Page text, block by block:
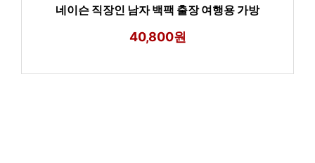
네이슨 직장인 남자 백팩 출장 여행용 가방
40,800원